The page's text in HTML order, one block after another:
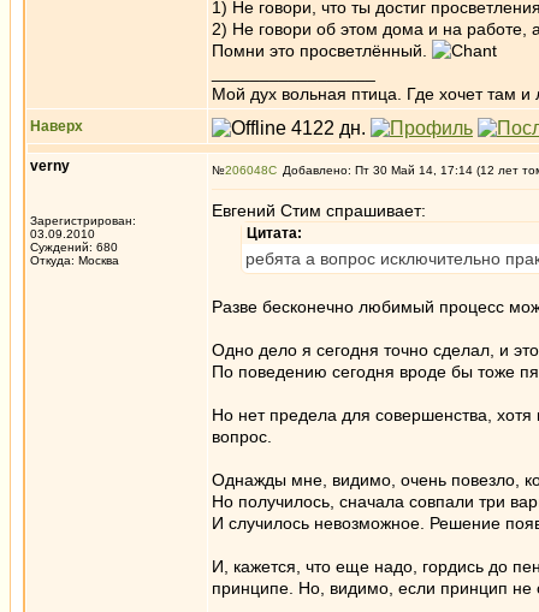
1) Не говори, что ты достиг
2) Не говори об этом дома и на работе,
Помни это просветлённый.
Мой дух вольная птица. Где хочет там и
Наверх
verny
Зарегистрирован:
03.09.2010
Суждений: 680
Откуда: Москва
№206048 Добавлено: Пт 30 Май 14, 17:14 (12 лет
Евгений Стим спрашивает:
Цитата:
ребята а вопрос исключительно
Разве бесконечно любимый процесс
Одно дело я сегодня точно сделал, и
По поведению сегодня вроде бы тоже
Но нет предела для совершенства, хотя
вопрос.
Однажды мне, видимо, очень повезло,
Но получилось, сначала совпали три
И случилось невозможное. Решение
И, кажется, что еще надо, гордись до
принципе. Но, видимо, если принцип